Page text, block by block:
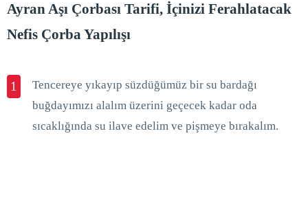
Ayran Aşı Çorbası Tarifi, İçinizi Ferahlatacak
Nefis Çorba Yapılışı
1
Tencereye yıkayıp süzdüğümüz bir su bardağı
buğdayımızı alalım üzerini geçecek kadar oda
sıcaklığında su ilave edelim ve pişmeye bırakalım.